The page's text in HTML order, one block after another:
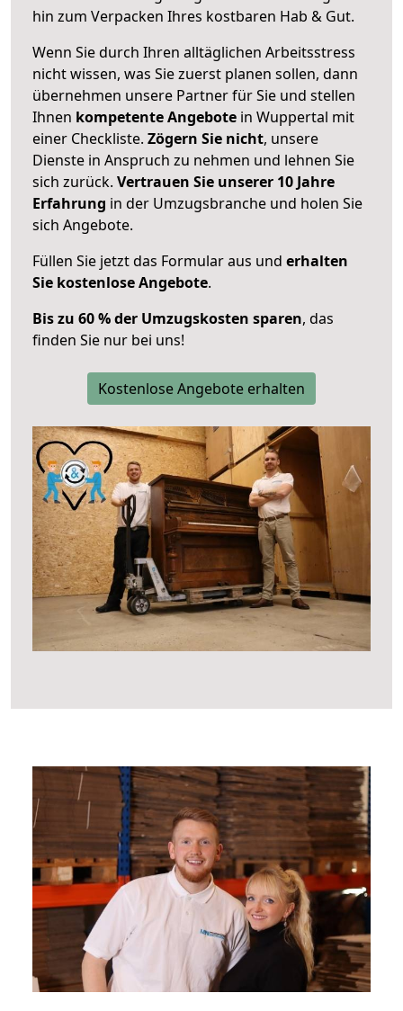
hin zum Verpacken Ihres kostbaren Hab & Gut.
Wenn Sie durch Ihren alltäglichen Arbeitsstress
nicht wissen, was Sie zuerst planen sollen, dann
übernehmen unsere Partner für Sie und stellen
Ihnen kompetente Angebote in Wuppertal mit
einer Checkliste. Zögern Sie nicht, unsere
Dienste in Anspruch zu nehmen und lehnen Sie
sich zurück. Vertrauen Sie unserer 10 Jahre
Erfahrung in der Umzugsbranche und holen Sie
sich Angebote.
Füllen Sie jetzt das Formular aus und erhalten
Sie kostenlose Angebote.
Bis zu 60 % der Umzugskosten sparen, das
finden Sie nur bei uns!
Kostenlose Angebote erhalten